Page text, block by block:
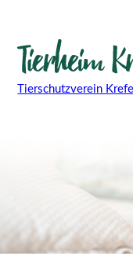
Tierschutzverein